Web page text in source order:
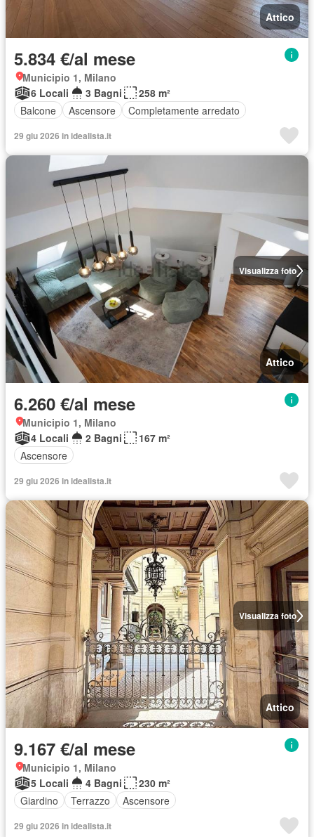
Attico
5.834 €/al mese
Municipio 1, Milano
6 Locali
3 Bagni
258 m²
Balcone
Ascensore Completamente arredato
29 giu 2026 in idealista.it
Visualizza foto
Attico
6.260 €/al mese
Municipio 1, Milano
4 Locali
2 Bagni
167 m²
Ascensore
29 giu 2026 in idealista.it
Visualizza foto
Attico
9.167 €/al mese
Municipio 1, Milano
5 Locali
4 Bagni
230 m²
Giardino
Terrazzo Ascensore
29 giu 2026 in idealista.it